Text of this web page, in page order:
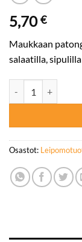
5,70€
Maukkaan
salaatilla,
Osastot: